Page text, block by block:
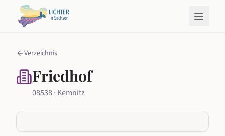
Verzeichnis
Friedhof
08538 · Kemnitz